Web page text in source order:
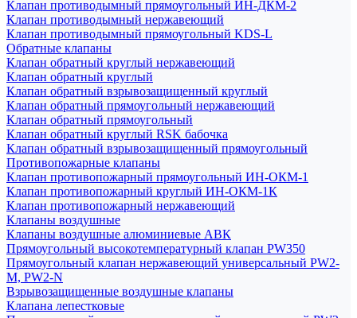
Клапан противодымный прямоугольный ИН-ДКМ-2
Клапан противодымный нержавеющий
Клапан противодымный прямоугольный KDS-L
Обратные клапаны
Клапан обратный круглый нержавеющий
Клапан обратный круглый
Клапан обратный взрывозащищенный круглый
Клапан обратный прямоугольный нержавеющий
Клапан обратный прямоугольный
Клапан обратный круглый RSK бабочка
Клапан обратный взрывозащищенный прямоугольный
Противопожарные клапаны
Клапан противопожарный прямоугольный ИН-ОКМ-1
Клапан противопожарный круглый ИН-ОКМ-1К
Клапан противопожарный нержавеющий
Клапаны воздушные
Клапаны воздушные алюминиевые АВК
Прямоугольный высокотемпературный клапан PW350
Прямоугольный клапан нержавеющий универсальный PW2-
M, PW2-N
Взрывозащищенные воздушные клапаны
Клапана лепестковые